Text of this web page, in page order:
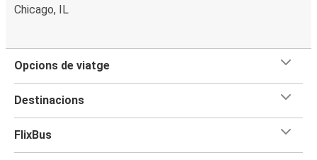
Chicago, IL
Opcions de viatge
Destinacions
FlixBus